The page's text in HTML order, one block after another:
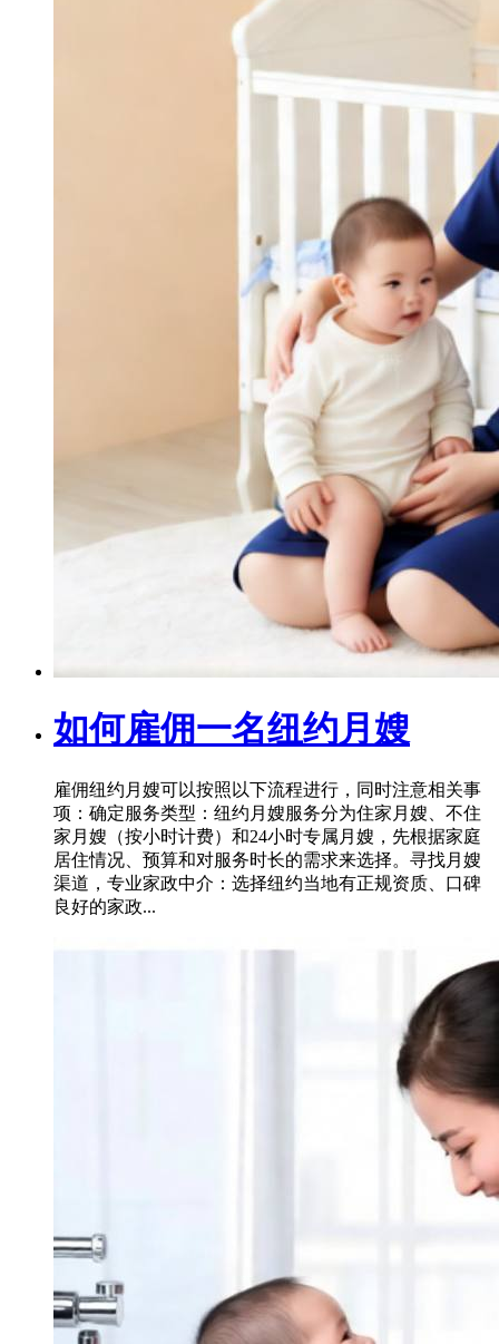
如何雇佣一名纽约月嫂
雇佣纽约月嫂可以按照以下流程进行，同时注意相关事
项：确定服务类型：纽约月嫂服务分为住家月嫂、不住
家月嫂（按小时计费）和24小时专属月嫂，先根据家庭
居住情况、预算和对服务时长的需求来选择。寻找月嫂
渠道，专业家政中介：选择纽约当地有正规资质、口碑
良好的家政...